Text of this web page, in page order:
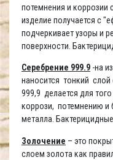
потемнения и коррозии
изделие получается с
подчеркивает узоры и
поверхности.
Серебрение 999.9 -на
наносится тонкий слой
999,9 делается для
коррози, потемнению и
металла.
Золочение – это
слоем золота как